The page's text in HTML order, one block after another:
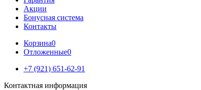
Акции
Бонусная система
Контакты
Корзина0
Отложенные0
+7 (921) 651-62-91
Контактная информация